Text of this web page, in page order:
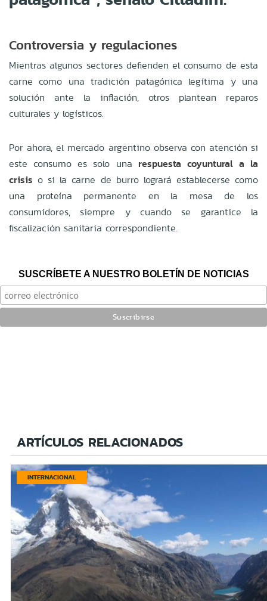
Controversia y regulaciones
Mientras algunos sectores defienden el consumo de esta
carne como una tradición patagónica legítima y una
solución ante la inflación, otros plantean reparos
culturales y logísticos.
Por ahora, el mercado argentino observa con atención si
este consumo es solo una respuesta coyuntural a la
crisis o si la carne de burro logrará establecerse como
una proteína permanente en la mesa de los
consumidores, siempre y cuando se garantice la
fiscalización sanitaria correspondiente.
SUSCRÍBETE A NUESTRO BOLETÍN DE NOTICIAS
ARTÍCULOS RELACIONADOS
INTERNACIONAL